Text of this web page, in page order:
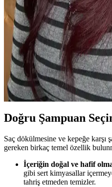
Monalisa'nın siyah ve kahverengi
fonksiyonelliği bir araya getirerek
kullanabileceğiniz ideal saç
Günlük Makyajda Doğru
Saç Uyumu İçin
Günlük makyajda göz, dudak ve
göstererek saç stiliyle uyum
yaratır. Monolid gözlere özel
Doğru Şampuan
Saç dökülmesine ve kepeğe karşı
gereken birkaç temel özellik
İçeriğin doğal ve hafif
gibi sert kimyasallar
tahriş etmeden temizler.